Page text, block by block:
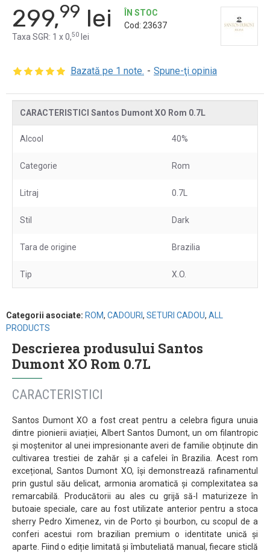
Bazată pe 1 note. - Spune-ţi opinia
299,99 lei
Taxa SGR: 1 x 0,50 lei
ÎN STOC
Cod: 23637
CARACTERISTICI Santos Dumont XO Rom 0.7L
Alcool 40%
Categorie Rom
Litraj 0.7L
Stil Dark
Tara de origine Brazilia
Tip X.O.
Categorii asociate: ROM, CADOURI, SETURI CADOU, ALL
PRODUCTS
Descrierea produsului Santos
Dumont XO Rom 0.7L
CARACTERISTICI
Santos Dumont XO a fost creat pentru a celebra figura unuia
dintre pionierii aviației, Albert Santos Dumont, un om filantropic
și moștenitor al unei impresionante averi de familie obținute din
cultivarea trestiei de zahăr și a cafelei în Brazilia. Acest rom
excețional, Santos Dumont XO, își demonstrează rafinamentul
prin gustul său delicat, armonia aromatică și complexitatea sa
remarcabilă. Producătorii au ales cu grijă să-l maturizeze în
butoaie speciale, care au fost utilizate anterior pentru a stoca
sherry Pedro Ximenez, vin de Porto și bourbon, cu scopul de a
conferi acestui rom brazilian premium o identitate unică și
aparte. Fiind o ediție limitată și îmbuteliată manual, fiecare sticlă